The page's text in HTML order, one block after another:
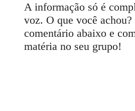
A informação só é
voz. O que você
comentário abaixo e
matéria no seu grupo!